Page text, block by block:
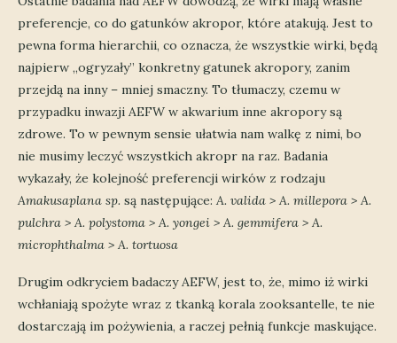
preferencje, co do gatunków akropor, które atakują. Jest to
pewna forma hierarchii, co oznacza, że wszystkie wirki, będą
najpierw „ogryzały” konkretny gatunek akropory, zanim
przejdą na inny – mniej smaczny. To tłumaczy, czemu w
przypadku inwazji AEFW w akwarium inne akropory są
zdrowe. To w pewnym sensie ułatwia nam walkę z nimi, bo
nie musimy leczyć wszystkich akropr na raz. Badania
wykazały, że kolejność preferencji wirków z rodzaju
Amakusaplana sp. są następujące: A. valida > A. millepora > A.
pulchra > A. polystoma > A. yongei > A. gemmifera > A.
microphthalma > A. tortuosa
Drugim odkryciem badaczy AEFW, jest to, że, mimo iż wirki
wchłaniają spożyte wraz z tkanką korala zooksantelle, te nie
dostarczają im pożywienia, a raczej pełnią funkcje maskujące.